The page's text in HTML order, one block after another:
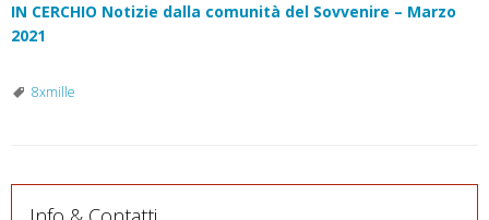
IN CERCHIO Notizie dalla comunità del Sovvenire – Marzo
2021
8xmille